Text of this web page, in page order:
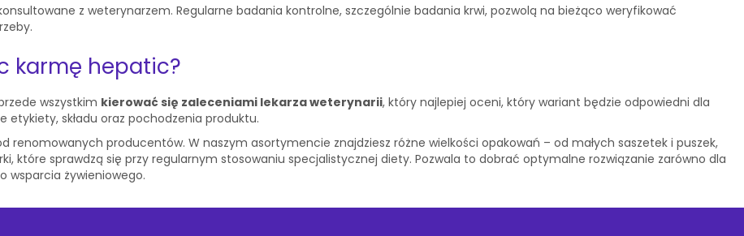
z weterynarzem. Regularne badania kontrolne, szczególnie badania krwi, pozwolą na bieżąco weryfikować
karmę hepatic?
wszystkim kierować się zaleceniami lekarza weterynarii, który najlepiej oceni, który wariant będzie odpowiedni dla
etykiety, składu oraz pochodzenia produktu.
renomowanych producentów. W naszym asortymencie znajdziesz różne wielkości opakowań – od małych saszetek i puszek,
które sprawdzą się przy regularnym stosowaniu specjalistycznej diety. Pozwala to dobrać optymalne rozwiązanie zarówno dla
wsparcia żywieniowego.